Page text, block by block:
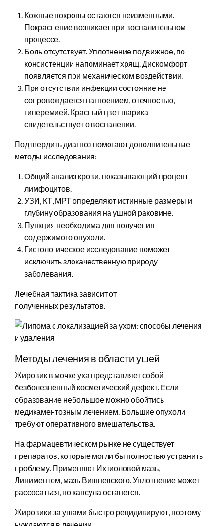
Кожные покровы остаются неизменными.
Покраснение возникает при воспалительном
процессе.
Боль отсутствует. Уплотнение подвижное, по
консистенции напоминает хрящ. Дискомфорт
появляется при механическом воздействии.
При отсутствии инфекции состояние не
сопровождается нагноением, отечностью,
гиперемией. Красный цвет шарика
свидетельствует о воспалении.
Подтвердить диагноз помогают дополнительные
методы исследования:
Общий анализ крови, показывающий процент
лимфоцитов.
УЗИ, КТ, МРТ определяют истинные размеры и
глубину образования на ушной раковине.
Пункция необходима для получения
содержимого опухоли.
Гистологическое исследование поможет
исключить злокачественную природу
заболевания.
Лечебная тактика зависит от
полученных результатов.
Методы лечения в области ушей
Жировик в мочке уха представляет собой
безболезненный косметический дефект. Если
образование небольшое можно обойтись
медикаментозным лечением. Большие опухоли
требуют оперативного вмешательства.
На фармацевтическом рынке не существует
препаратов, которые могли бы полностью устранить
проблему. Применяют Ихтиоловой мазь,
Линиментом, мазь Вишневского. Уплотнение может
рассосаться, но капсула останется.
Жировики за ушами быстро рецидивируют, поэтому